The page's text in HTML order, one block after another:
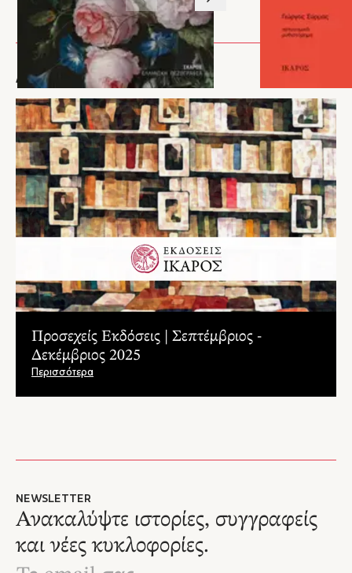
(Βικελαία Δημοτική Βιβλιοθήκη, 2010). Ανθολογία από το έργο του Γιώργη
Μανουσάκη, (Βικελαία Δημοτική Βιβλιοθήκη, 2012). Άγγελος Σικελιανός,
Συνεντεύξεις και συνομιλίες, (Βικελαία Δημοτική Βιβλιοθήκη, 2013). Άγγελος
Σικελιανός, Τέλος κι αρχήν η μνήμη εδώ δεν έχει... Ανθολογία, (εκδ. Η Καθημερινή,
ΑΡΘΡΑ
Προσεχείς Εκδόσεις | Σεπτέμβριος -
Δεκέμβριος 2025
Περισσότερα
NEWSLETTER
Ανακαλύψτε ιστορίες, συγγραφείς
και νέες κυκλοφορίες.